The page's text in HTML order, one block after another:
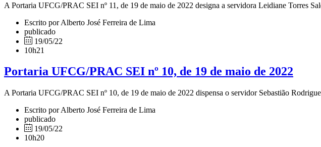
A Portaria UFCG/PRAC SEI nº 11, de 19 de maio de 2022 designa a servidora Leidiane Torres
Escrito por Alberto José Ferreira de Lima
publicado
19/05/22
10h21
Portaria UFCG/PRAC SEI nº 10, de 19 de maio de 2022
A Portaria UFCG/PRAC SEI nº 10, de 19 de maio de 2022 dispensa o servidor Sebastião
Escrito por Alberto José Ferreira de Lima
publicado
19/05/22
10h20